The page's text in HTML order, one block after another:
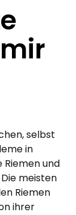
selbst
in
Riemen und
meisten
Riemen
ihrer